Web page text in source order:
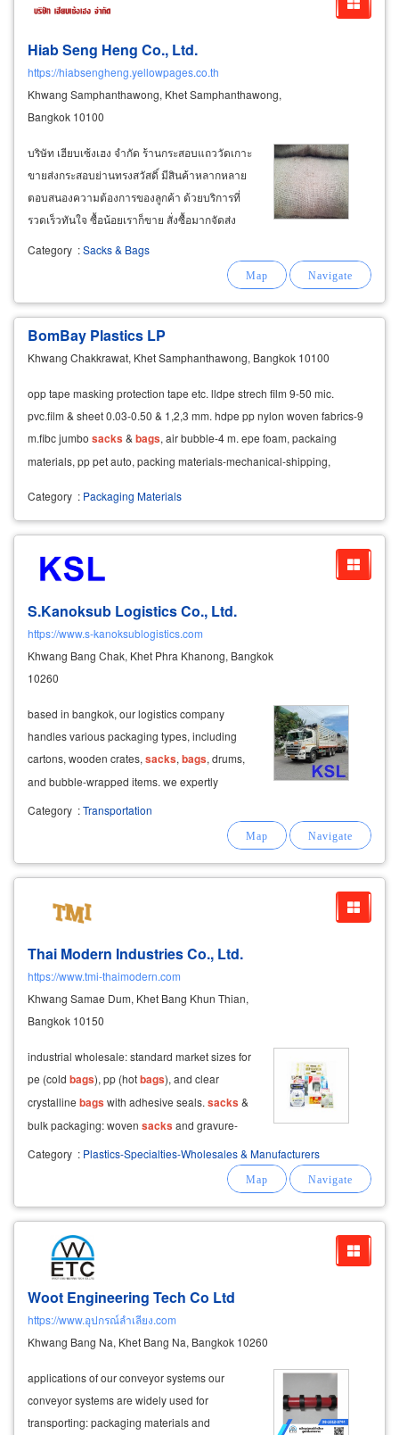
Hiab Seng Heng Co., Ltd.
https://hiabsengheng.yellowpages.co.th
Khwang Samphanthawong, Khet Samphanthawong,
Bangkok 10100
บริษัท เฮียบเซ้งเฮง จำกัด ร้านกระสอบแถววัดเกาะ
ขายส่งกระสอบย่านทรงสวัสดิ์ มีสินค้าหลากหลาย
ตอบสนองความต้องการของลูกค้า ด้วยบริการที่
รวดเร็วทันใจ ซื้อน้อยเราก็ขาย สั่งซื้อมากจัดส่ง
ทั่วทุกภาคของประเทศ ขายส่ง กระสอบปอ
Category :Sacks & Bags
BomBay Plastics LP
Khwang Chakkrawat, Khet Samphanthawong, Bangkok 10100
opp tape masking protection tape etc. lldpe strech film 9-50 mic.
pvc.film & sheet 0.03-0.50 & 1,2,3 mm. hdpe pp nylon woven fabrics-9
m.fibc jumbo sacks& bags, air bubble-4 m. epe foam, packaing
materials, pp pet auto, packing materials-mechanical-shipping,
Category : Packaging Materials
S.Kanoksub Logistics Co., Ltd.
https://www.s-kanoksublogistics.com
Khwang Bang Chak, Khet Phra Khanong, Bangkok
10260
based in bangkok, our logistics company
handles various packaging types, including
cartons, wooden crates, sacks, bags, drums,
and bubble-wrapped items. we expertly
manage palletized goods for both industrial
and agricultural sectors using a versatile fleet:
Category :Transportation
Thai Modern Industries Co., Ltd.
https://www.tmi-thaimodern.com
Khwang Samae Dum, Khet Bang Khun Thian,
Bangkok 10150
industrial wholesale: standard market sizes for
pe (cold bags), pp (hotbags), and clear
crystalline bagswith adhesive seals. sacks&
bulk packaging: woven sacksand gravure-
printed sacks in all sizes (small to jumbo) with
Category : Plastics-Specialties-Wholesales & Manufacturers
Woot Engineering Tech Co Ltd
https://www.อุปกรณ์ลำเลียง.com
Khwang Bang Na, Khet Bang Na, Bangkok 10260
applications of our conveyor systems our
conveyor systems are widely used for
transporting: packaging materials and